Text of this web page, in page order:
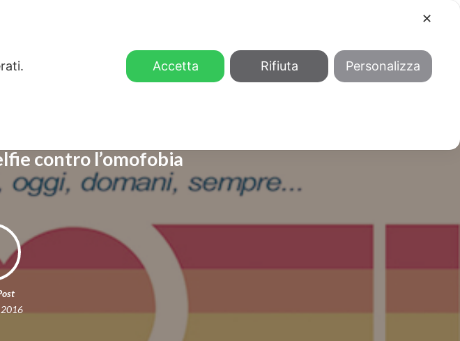
contro l’omofobia
✕
Accetta Rifiuta Personalizza